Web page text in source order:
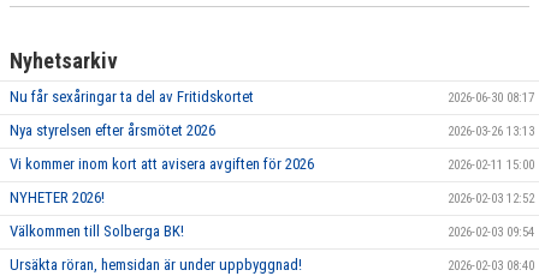
Nyhetsarkiv
Nu får sexåringar ta del av Fritidskortet 2026-06-30 08:17
Nya styrelsen efter årsmötet 2026 2026-03-26 13:13
Vi kommer inom kort att avisera avgiften för 2026 2026-02-11 15:00
NYHETER 2026! 2026-02-03 12:52
Välkommen till Solberga BK! 2026-02-03 09:54
Ursäkta röran, hemsidan är under uppbyggnad! 2026-02-03 08:40